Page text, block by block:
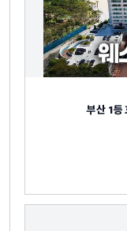
부산 1